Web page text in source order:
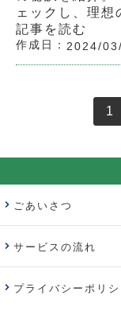
ェックし、理想
記事を読む
作成日： 2024/
1
ごあいさつ
サービスの流れ
プライバシーポリシ